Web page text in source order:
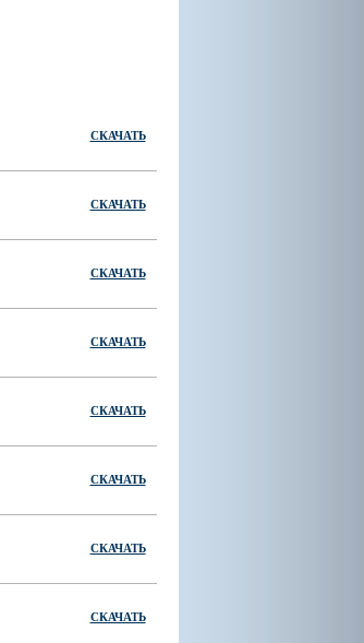
СКАЧАТЬ
СКАЧАТЬ
СКАЧАТЬ
СКАЧАТЬ
СКАЧАТЬ
СКАЧАТЬ
СКАЧАТЬ
СКАЧАТЬ